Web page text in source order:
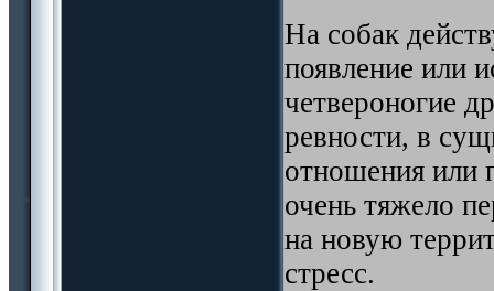
На собак
появление или
четвероногие
ревности, в
отношения или
очень тяжело
на новую
стресс.